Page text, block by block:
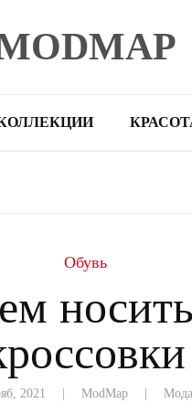
Обувь
2021 | ModMap | Мода